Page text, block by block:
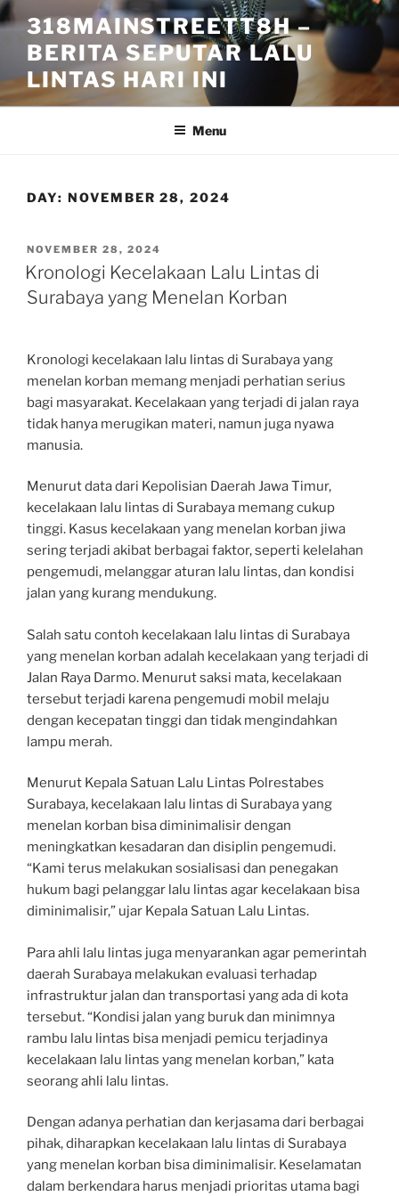
Skip
to
content
318MAINSTREETT8H –
BERITA SEPUTAR LALU
LINTAS HARI INI
Menu
DAY: NOVEMBER 28, 2024
POSTED
ON
NOVEMBER 28, 2024
Kronologi Kecelakaan Lalu Lintas di
Surabaya yang Menelan Korban
Kronologi kecelakaan lalu lintas di Surabaya yang
menelan korban memang menjadi perhatian serius
bagi masyarakat. Kecelakaan yang terjadi di jalan raya
tidak hanya merugikan materi, namun juga nyawa
manusia.
Menurut data dari Kepolisian Daerah Jawa Timur,
kecelakaan lalu lintas di Surabaya memang cukup
tinggi. Kasus kecelakaan yang menelan korban jiwa
sering terjadi akibat berbagai faktor, seperti kelelahan
pengemudi, melanggar aturan lalu lintas, dan kondisi
jalan yang kurang mendukung.
Salah satu contoh kecelakaan lalu lintas di Surabaya
yang menelan korban adalah kecelakaan yang terjadi di
Jalan Raya Darmo. Menurut saksi mata, kecelakaan
tersebut terjadi karena pengemudi mobil melaju
dengan kecepatan tinggi dan tidak mengindahkan
lampu merah.
Menurut Kepala Satuan Lalu Lintas Polrestabes
Surabaya, kecelakaan lalu lintas di Surabaya yang
menelan korban bisa diminimalisir dengan
meningkatkan kesadaran dan disiplin pengemudi.
“Kami terus melakukan sosialisasi dan penegakan
hukum bagi pelanggar lalu lintas agar kecelakaan bisa
diminimalisir,” ujar Kepala Satuan Lalu Lintas.
Para ahli lalu lintas juga menyarankan agar pemerintah
daerah Surabaya melakukan evaluasi terhadap
infrastruktur jalan dan transportasi yang ada di kota
tersebut. “Kondisi jalan yang buruk dan minimnya
rambu lalu lintas bisa menjadi pemicu terjadinya
kecelakaan lalu lintas yang menelan korban,” kata
seorang ahli lalu lintas.
Dengan adanya perhatian dan kerjasama dari berbagai
pihak, diharapkan kecelakaan lalu lintas di Surabaya
yang menelan korban bisa diminimalisir. Keselamatan
dalam berkendara harus menjadi prioritas utama bagi